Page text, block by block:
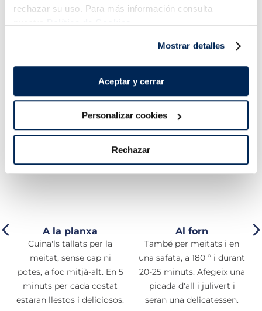
rechazar su uso. Para más información consulta
Mostrar detalles
Aceptar y cerrar
Personalizar cookies
Rechazar
Necessites una mà a la cuina? No et preocupis! Visita
els nostres trucs i aprèn tot el que has de saber per
➡️Veure trucs per cuinar llamàntol
T'ensenyem com preparar-lo!
A la planxa
Cuina'ls tallats per la
meitat, sense cap ni
potes, a foc mitjà-alt. En 5
minuts per cada costat
estaran llestos i deliciosos.
Al forn
També per meitats i en
una safata, a 180 º i durant
20-25 minuts. Afegeix una
picada d'all i julivert i
seran una delicatessen.